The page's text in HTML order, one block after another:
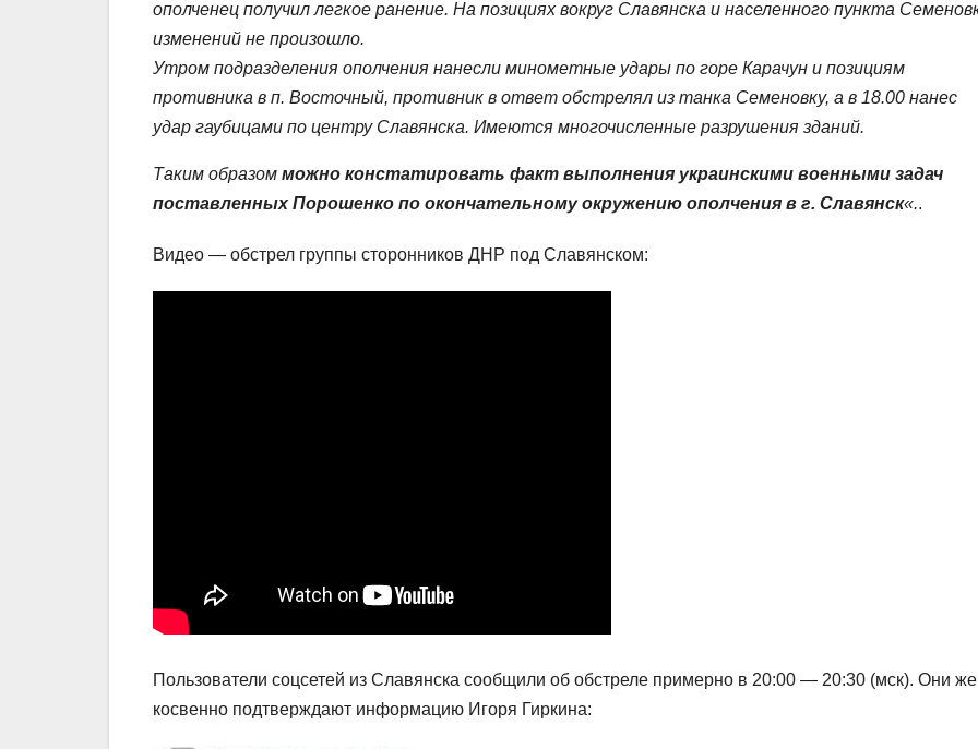
ополченец получил легкое ранение. На позициях вокруг Славянска и населенного пункта
изменений не произошло.
Утром подразделения ополчения нанесли минометные удары по горе Карачун и позициям
противника в п. Восточный, противник в ответ обстрелял из танка Семеновку, а в 18.00 нанес
удар гаубицами по центру Славянска. Имеются многочисленные разрушения зданий.
Таким образом можно констатировать факт выполнения украинскими военными задач
поставленных Порошенко по окончательному окружению ополчения в г. Славянск«..
Видео — обстрел группы сторонников ДНР под Славянском:
Пользователи соцсетей из Славянска сообщили об обстреле примерно в 20:00 — 20:30 (мск). Они же
косвенно подтверждают информацию Игоря Гиркина: